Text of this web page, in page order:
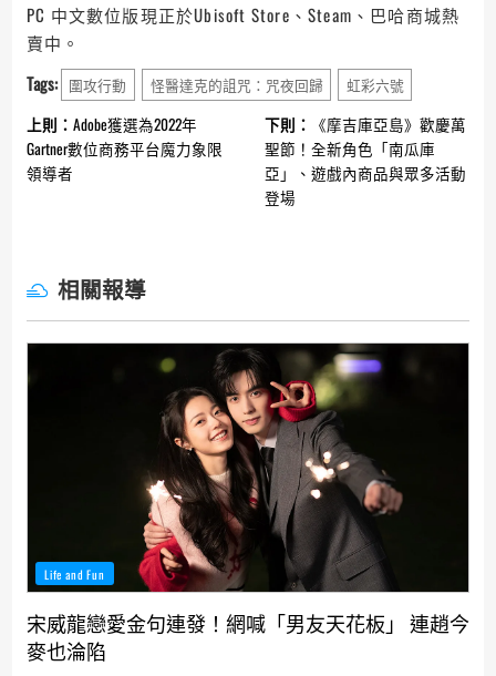
PC 中文數位版現正於Ubisoft Store、Steam、巴哈商城熱
賣中。
Tags: 圍攻行動 怪醫達克的詛咒：咒夜回歸 虹彩六號
Continue
Reading
上則： Adobe獲選為2022年
Gartner數位商務平台魔力象限
領導者
下則： 《摩吉庫亞島》歡慶萬
聖節！全新角色「南瓜庫
亞」、遊戲內商品與眾多活動
登場
相關報導
Life and Fun
宋威龍戀愛金句連發！網喊「男友天花板」 連趙今
麥也淪陷